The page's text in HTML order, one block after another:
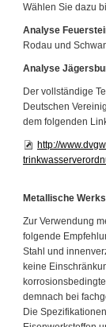
Wählen Sie dazu
Analyse
Rodau und
Analyse
Der vollständige
Deutschen
dem folgenden
http://
Metallische
Zur Verwendung
folgende
Stahl und
keine
demnach bei
Die